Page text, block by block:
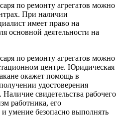
по ремонту агрегатов можно
При наличии
имеет право на
основной деятельности на
по ремонту агрегатов можно
центре. Юридическая
окажет помощь в
удостоверения
свидетельства рабочего
работника, его
умение безопасно выполнять